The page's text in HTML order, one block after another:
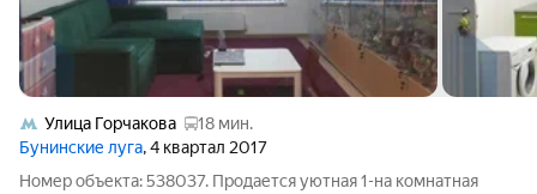
Улица Горчакова
18 мин.
Бунинские луга, 4 квартал 2017
Номер объекта: 538037. Продается уютная 1-на комнатная